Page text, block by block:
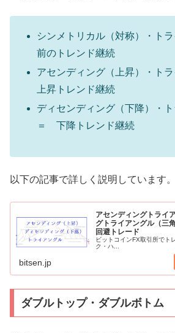
シンメトリカル（対称）・
前のトレンド継続
アセンディング（上昇）・
上昇トレンド継続
ディセンディング（下降）・
＝ 下降トレンド継続
以下の記事で詳しく説明しています。
アセンディングトライ
グトライアングル（三
回避トレード
ビットコインFX取引所でト
ク・ハ...
bitsen.jp
ダブルトップ・ダブルボトム